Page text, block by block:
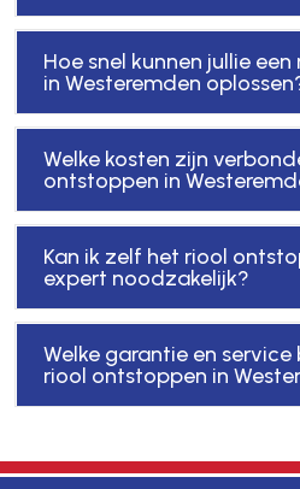
Hoe snel kunnen jullie
in Westeremden
Welke kosten zijn
ontstoppen in
Kan ik zelf het riool
expert noodzakelijk?
Welke garantie en service
riool ontstoppen in